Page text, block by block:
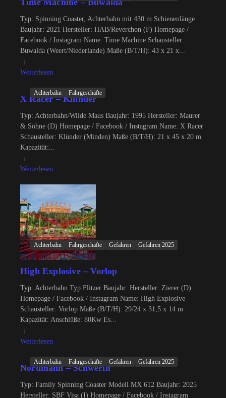
Time Machine – Buwalda
Typ: Spinning Coaster, Achterbahn mit 430 m Schienenlänge
Baujahr: 2021 Hersteller: HAB/Reverchon (F) Homepage /
Facebook / Instagram Name: Time Machine Schausteller:
Buwalda (Weert/Niederlande) Maße (B/T/H): 43 x 21 x...
Weiterlesen
Achterbahn Fahrgeschäfte
X Racer – Klünder
Typ: Achterbahn/Wilde Maus Baujahr: 1995 Hersteller: Maurer
& Söhne (D) Homepage / Facebook / Instagram Name: X Racer
Schausteller: Klünder (Minden) Maße (B/T/H): 21 x 45 x 20 m
Kapazität:...
Weiterlesen
Achterbahn Fahrgeschäfte Gefahren Gefahren 2025
High Explosive – Vorlop
Typ: Achterbahn Typ Flitzer Baujahr: Hersteller: Zierer (D)
Homepage / Facebook / Instagram Name: High Explosive
Schausteller: Vorlop Maße (B/T/H): 29/24 x 31,5 x 14 m
Kapazität: Anschlüße: 80Kw Es...
Weiterlesen
Achterbahn Fahrgeschäfte Gefahren Gefahren 2025
Nordmann – Schwerin
Typ: Family Spinning Coaster Modell MX 612 Baujahr: 2025
Hersteller: SBF Visa (I) Homepage / Facebook / Instagram